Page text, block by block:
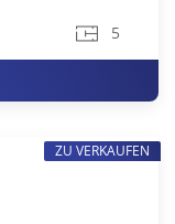
5
ZU VERKAUFEN